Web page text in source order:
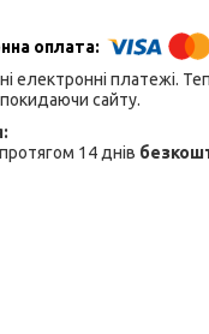
електронні платежі.
сайту.
14 днів